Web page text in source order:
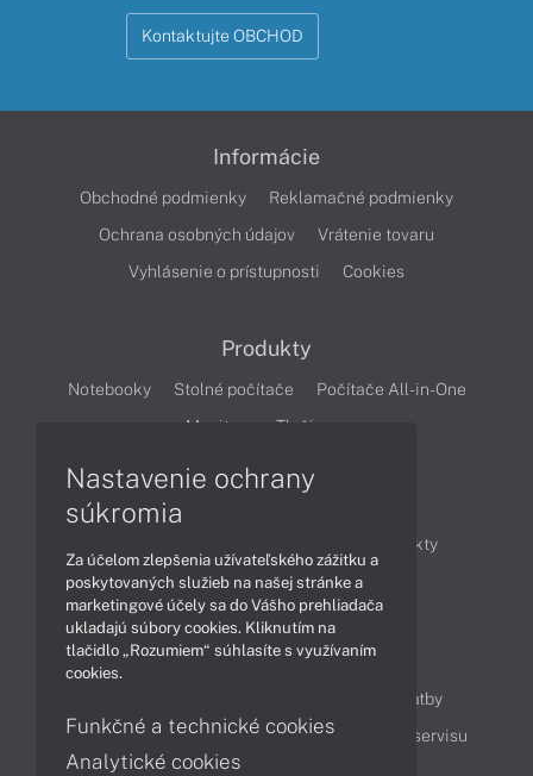
Kontaktujte OBCHOD
Informácie
Obchodné podmienky
Reklamačné podmienky
Ochrana osobných údajov
Vrátenie tovaru
Vyhlásenie o prístupnosti
Cookies
Produkty
Notebooky Stolné počítače
Počítače All-in-One
Monitory
Tlačiarne
Produkty
Technológie
Videá
Obsah
Možnosti doručenia a platby
Podpora a servis
Servisné služby Cenník servisu
Nastavenie ochrany
súkromia
Za účelom zlepšenia užívateľského zážitku a
poskytovaných služieb na našej stránke a
marketingové účely sa do Vášho prehliadača
ukladajú súbory cookies. Kliknutím na
tlačidlo „Rozumiem“ súhlasíte s využívaním
cookies.
Funkčné a technické cookies
Analytické cookies